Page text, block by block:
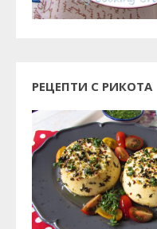
РЕЦЕПТИ С РИКОТА